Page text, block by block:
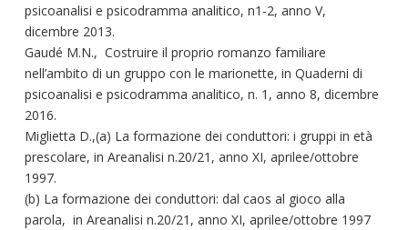
psicoanalisi e psicodramma analitico, n1-2, anno V,
dicembre 2013.
Gaudé M.N., Costruire il proprio romanzo familiare
nell’ambito di un gruppo con le marionette, in Quaderni di
psicoanalisi e psicodramma analitico, n. 1, anno 8, dicembre
2016.
Miglietta D.,(a) La formazione dei conduttori: i gruppi in età
prescolare, in Areanalisi n.20/21, anno XI, aprilee/ottobre
1997.
(b) La formazione dei conduttori: dal caos al gioco alla
parola, in Areanalisi n.20/21, anno XI, aprilee/ottobre 1997